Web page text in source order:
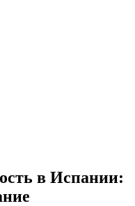
в Испании: